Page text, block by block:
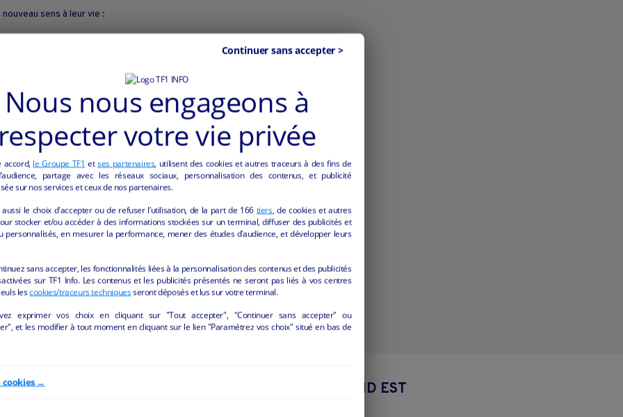
sens à leur vie :
des Riceys.
forêts et patrimoine historique
moins d'une heure de Troyes.
ceux qui souhaitent concilier qualité de vie et projet professionnel.
"BIEN-ÊTRE/BEAUTÉ" DE LA REGION GRAND EST
Nous nous engageons à
respecter votre vie privée
accord, le Groupe TF1 etses partenaires, utilisent des cookies et autres traceurs à des fins de
partage avec les réseaux sociaux, personnalisation des contenus, et publicité
sur nos services et ceux de nos partenaires.
aussi le choix d'accepter ou de refuser l’utilisation, de la part de 166 tiers, de cookies et autres
stocker et/ou accéder à des informations stockées sur un terminal, diffuser des publicités et
personnalisés, en mesurer la performance, mener des études d’audience, et développer leurs
sans accepter, les fonctionnalités liées à la personnalisation des contenus et des publicités
sur TF1 Info. Les contenus et les publicités présentés ne seront pas liés à vos centres
lescookies/traceurs techniquesseront déposés et lus sur votre terminal.
exprimer vos choix en cliquant sur "Tout accepter", "Continuer sans accepter" ou
et les modifier à tout moment en cliquant sur le lien "Paramétrez vos choix" situé en bas de
cookies →
Continuer sans accepter >